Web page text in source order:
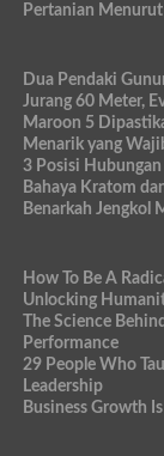
Pertanian
Dua Pendaki
Jurang 60 Meter,
Maroon 5
Menarik yang
3 Posisi
Bahaya Kratom
Benarkah Jengkol
How To Be A
Unlocking
The Science
Performance
29 People Who
Leadership
Business Growth